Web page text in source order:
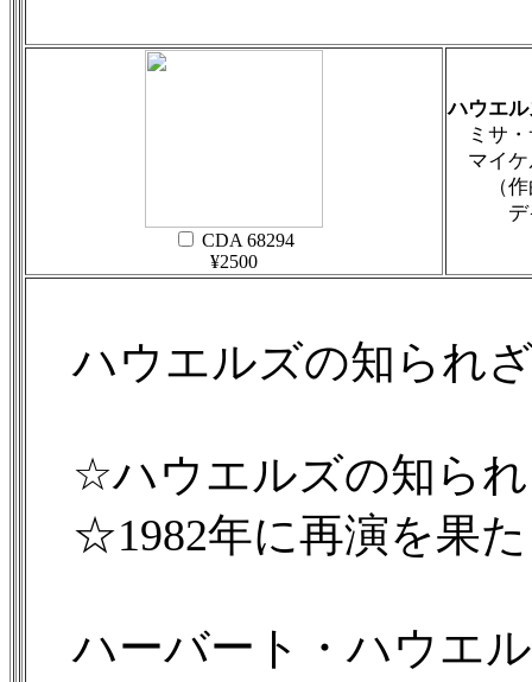
CDA 68294
¥2500
ハウエ
ミサ・
マイケ
（作曲
デイ
ハウエルズの知られ
☆ハウエルズの知られ
☆1982年に再演を果た
ハーバート・ハウエ